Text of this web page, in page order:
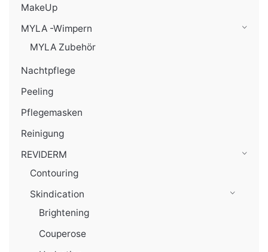
MakeUp
MYLA -Wimpern
MYLA Zubehör
Nachtpflege
Peeling
Pflegemasken
Reinigung
REVIDERM
Contouring
Skindication
Brightening
Couperose